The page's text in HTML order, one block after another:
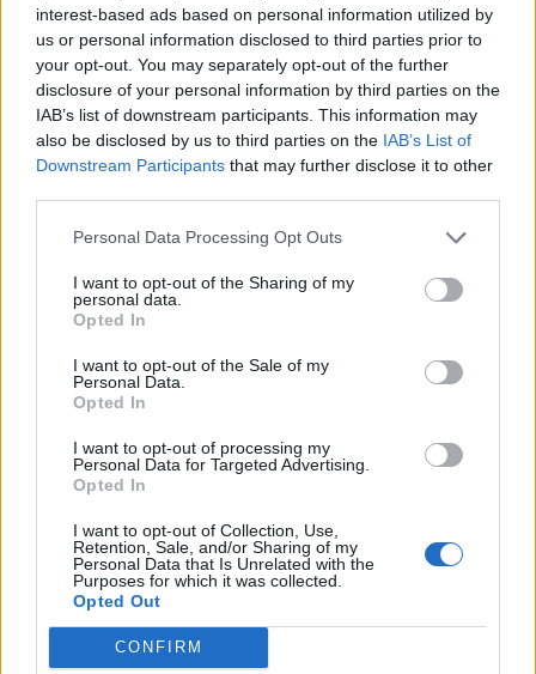
interest-based ads based on personal information utilized by
us or personal information disclosed to third parties prior to
your opt-out. You may separately opt-out of the further
disclosure of your personal information by third parties on the
IAB’s list of downstream participants. This information may
also be disclosed by us to third parties on the IAB’s List of
Downstream Participants that may further disclose it to other
Personal Data Processing Opt Outs
I want to opt-out of the Sharing of my
personal data.
Opted In
I want to opt-out of the Sale of my
Personal Data.
Opted In
I want to opt-out of processing my
Personal Data for Targeted Advertising.
Opted In
I want to opt-out of Collection, Use,
Retention, Sale, and/or Sharing of my
Personal Data that Is Unrelated with the
Purposes for which it was collected.
Opted Out
CONFIRM
¿Con qué frecuencia se debe
cambiar el aceite del motor de un
coche?
En general, losautomóviles más nuevossoportan
un cambio de aceite
el aceite entre 7.000 y 15.000 quilómetros . Estas
cifras son para un uso normal del coche. Si conduces
aceite de tu coche más a menudo. Te aconsejamos
que, ante cualquier duda, consultes con tu
mecánico de confianza. También deberás cambiar el
aceite con más frecuencia que la indicada en el
manual del coche cuando todos los trayectos los